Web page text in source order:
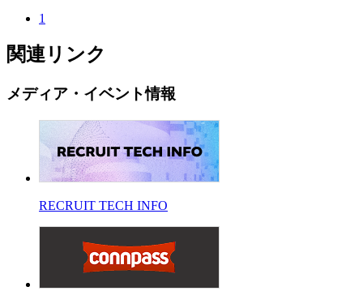
1
関連リンク
メディア・イベント情報
RECRUIT TECH INFO